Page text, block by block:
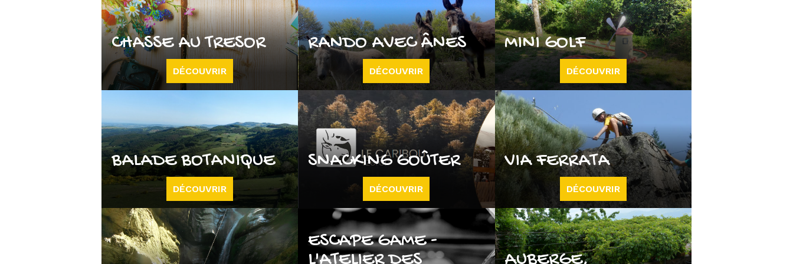
CHASSE AU TRESOR
DÉCOUVRIR
RANDO AVEC ÂNES
DÉCOUVRIR
MINI GOLF
DÉCOUVRIR
BALADE BOTANIQUE
DÉCOUVRIR
SNACKING GOÛTER
DÉCOUVRIR
VIA FERRATA
DÉCOUVRIR
ESCAPE GAME -